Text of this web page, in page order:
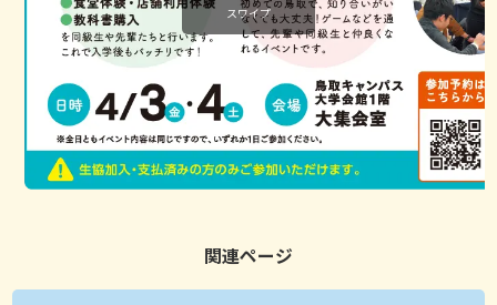
スワイプ
関連ページ